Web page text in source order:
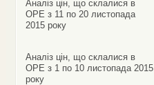
Аналіз цін, що склалися в
ОРЕ з 11 по 20 листопада
2015 року
Аналіз цін, що склалися в
ОРЕ з 1 по 10 листопада 2015
року